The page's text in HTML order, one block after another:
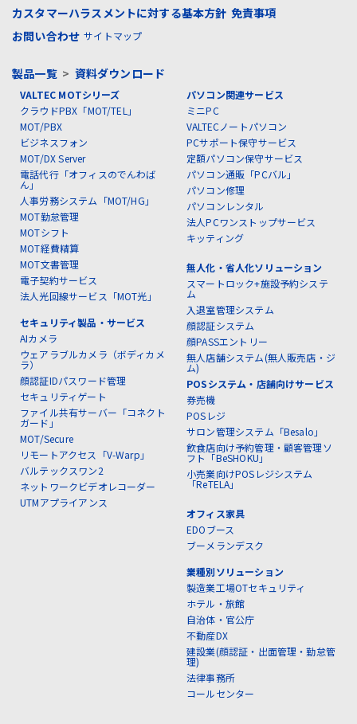
カスタマーハラスメントに対する基本方針 免責事項
お問い合わせ サイトマップ
製品一覧> 資料ダウンロード
VALTEC MOTシリーズ
クラウドPBX「MOT/TEL」
MOT/PBX
ビジネスフォン
MOT/DX Server
電話代行「オフィスのでんわば
ん」
人事労務システム「MOT/HG」
MOT勤怠管理
MOTシフト
MOT経費精算
MOT文書管理
電子契約サービス
法人光回線サービス「MOT光」
セキュリティ製品・サービス
AIカメラ
ウェアラブルカメラ（ボディカメ
ラ）
顔認証IDパスワード管理
セキュリティゲート
ファイル共有サーバー「コネクト
ガード」
MOT/Secure
リモートアクセス「V-Warp」
バルテックスワン2
ネットワークビデオレコーダー
UTMアプライアンス
パソコン関連サービス
ミニPC
VALTECノートパソコン
PCサポート保守サービス
定額パソコン保守サービス
パソコン通販「PCバル」
パソコン修理
パソコンレンタル
法人PCワンストップサービス
キッティング
無人化・省人化ソリューション
スマートロック+施設予約システ
ム
入退室管理システム
顔認証システム
顔PASSエントリー
無人店舗システム(無人販売店・ジ
ム)
POSシステム・店舗向けサービス
券売機
POSレジ
サロン管理システム「Besalo」
飲食店向け予約管理・顧客管理ソ
フト「BeSHOKU」
小売業向けPOSレジシステム
「ReTELA」
オフィス家具
EDOブース
ブーメランデスク
業種別ソリューション
製造業工場OTセキュリティ
ホテル・旅館
自治体・官公庁
不動産DX
建設業(顔認証・出面管理・勤怠管
理)
法律事務所
コールセンター